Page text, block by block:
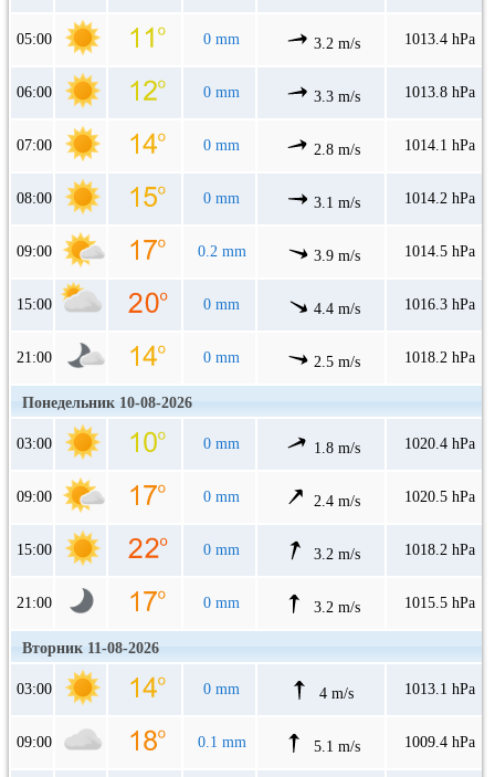
05:00 0 mm 3.2 m/s 1013.4 hPa
06:00 0 mm 3.3 m/s 1013.8 hPa
07:00 0 mm 2.8 m/s 1014.1 hPa
08:00 0 mm 3.1 m/s 1014.2 hPa
09:00 0.2 mm 3.9 m/s 1014.5 hPa
15:00 0 mm 4.4 m/s 1016.3 hPa
21:00 0 mm 2.5 m/s 1018.2 hPa
Понедельник 10-08-2026
03:00 0 mm 1.8 m/s 1020.4 hPa
09:00 0 mm 2.4 m/s 1020.5 hPa
15:00 0 mm 3.2 m/s 1018.2 hPa
21:00 0 mm 3.2 m/s 1015.5 hPa
Вторник 11-08-2026
03:00 0 mm 4 m/s 1013.1 hPa
09:00 0.1 mm 5.1 m/s 1009.4 hPa